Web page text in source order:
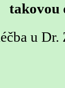
takovou
u